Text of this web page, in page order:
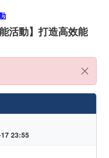
活動】打造高效能
23:55